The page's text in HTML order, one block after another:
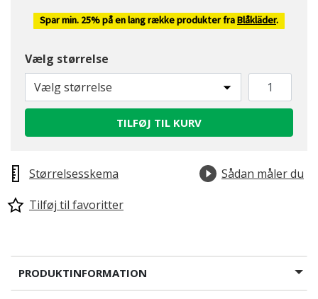
Spar min. 25% på en lang række produkter fraBlåkläder.
Vælg størrelse
Vælg størrelse
TILFØJ TIL KURV
Størrelsesskema
Sådan måler du
Tilføj til favoritter
PRODUKTINFORMATION